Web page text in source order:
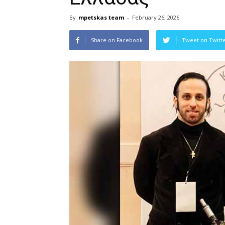
By mpetskas team - February 26, 2026
Share on Facebook Tweet on